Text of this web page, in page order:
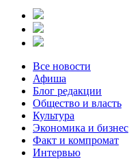
Все новости
Афиша
Блог редакции
Общество и власть
Культура
Экономика и бизнес
Факт и компромат
Интервью